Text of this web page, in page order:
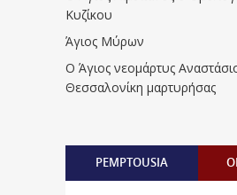
Κυζίκου
Άγιος Μύρων
Ο Άγιος νεομάρτυς
Θεσσαλονίκη μαρτυρήσας
PEMPTOUSIA